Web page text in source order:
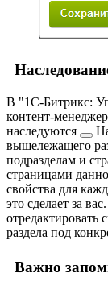
В "1С-Битрикс:
контент-
наследуются
вышележащего
подразделам и
страницами
свойства для
это сделает за
отредактировать
раздела под
Важно